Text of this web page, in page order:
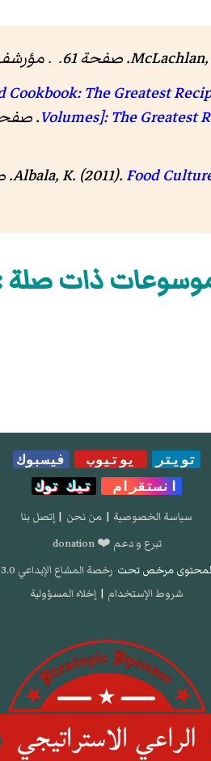
Cookbook: The Greatest
Volumes]: The Greatest
Albala, K. (2011).Food
ذات صلة
تويتر يوتيوب
فيسبوك
انستقرام
تيك توك
سياسة الخصوصية | من نحن | إتصل بنا
تبرع و دعم ❤️ donation
مرخص تحت رخصة المشاع الإبداعي 3.0
شروط الإستخدام | إخلاء المسؤولية